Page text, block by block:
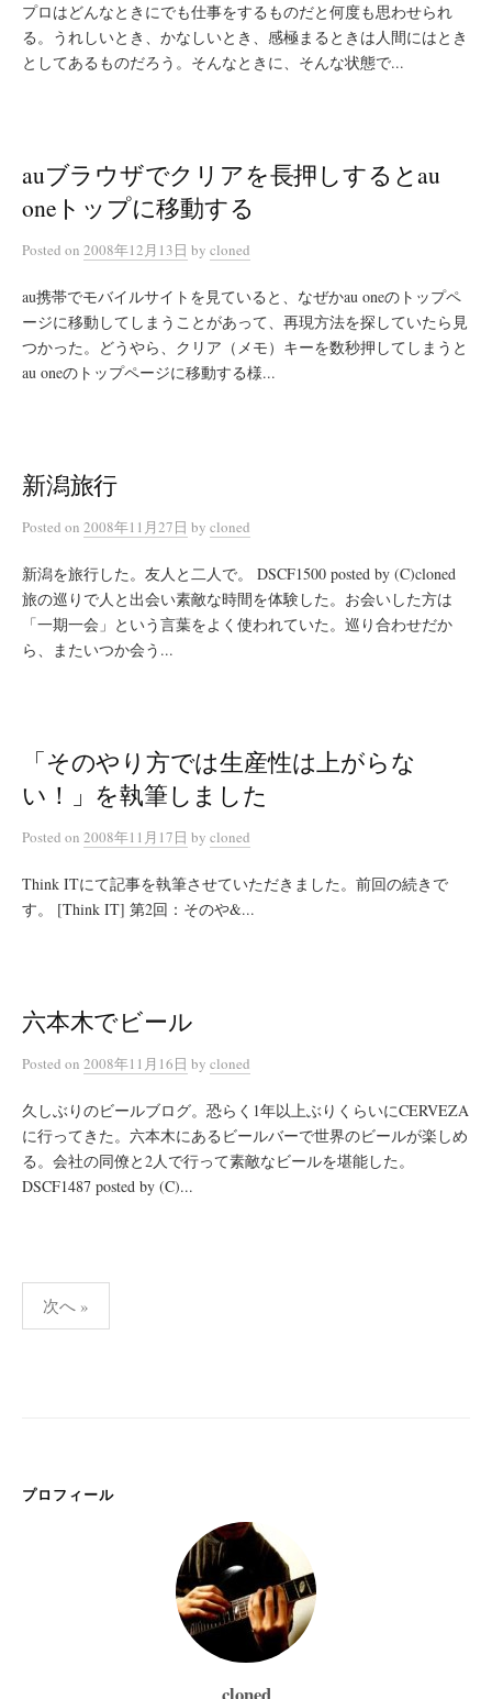
プロはどんなときにでも仕事をするものだと何度も思わせられ
る。うれしいとき、かなしいとき、感極まるときは人間にはとき
としてあるものだろう。そんなときに、そんな状態で...
auブラウザでクリアを長押しするとau
oneトップに移動する
Posted on 2008年12月13日 by cloned
au携帯でモバイルサイトを見ていると、なぜかau oneのトップペ
ージに移動してしまうことがあって、再現方法を探していたら見
つかった。どうやら、クリア（メモ）キーを数秒押してしまうと
au oneのトップページに移動する様...
新潟旅行
Posted on 2008年11月27日 by cloned
新潟を旅行した。友人と二人で。 DSCF1500 posted by (C)cloned
旅の巡りで人と出会い素敵な時間を体験した。お会いした方は
「一期一会」という言葉をよく使われていた。巡り合わせだか
ら、またいつか会う...
「そのやり方では生産性は上がらな
い！」を執筆しました
Posted on 2008年11月17日 by cloned
Think ITにて記事を執筆させていただきました。前回の続きで
す。 [Think IT] 第2回：そのや&...
六本木でビール
Posted on 2008年11月16日 by cloned
久しぶりのビールブログ。恐らく1年以上ぶりくらいにCERVEZA
に行ってきた。六本木にあるビールバーで世界のビールが楽しめ
る。会社の同僚と2人で行って素敵なビールを堪能した。
DSCF1487 posted by (C)...
投
稿
送
次へ »
プロフィール